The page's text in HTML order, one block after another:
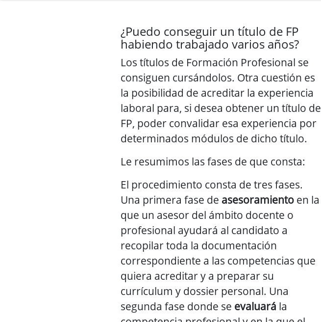
¿Puedo conseguir un título de FP
habiendo trabajado varios años?
Los títulos de Formación Profesional se
consiguen cursándolos. Otra cuestión es
la posibilidad de acreditar la experiencia
laboral para, si desea obtener un título de
FP, poder convalidar esa experiencia por
determinados módulos de dicho título.
Le resumimos las fases de que consta:
El procedimiento consta de tres fases.
Una primera fase de asesoramiento en la
que un asesor del ámbito docente o
profesional ayudará al candidato a
recopilar toda la documentación
correspondiente a las competencias que
quiera acreditar y a preparar su
currículum y dossier personal. Una
segunda fase donde se evaluará la